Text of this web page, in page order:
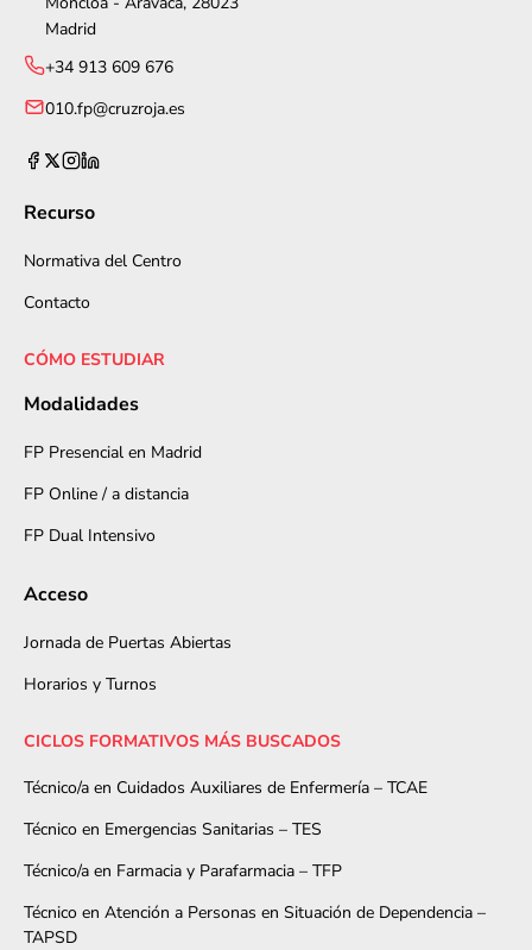
Madrid
+34 913 609 676
010.fp@cruzroja.es
Recurso
Normativa del Centro
Contacto
CÓMO ESTUDIAR
Modalidades
FP Presencial en Madrid
FP Online / a distancia
FP Dual Intensivo
Acceso
Jornada de Puertas Abiertas
Horarios y Turnos
CICLOS FORMATIVOS MÁS BUSCADOS
Técnico/a en Cuidados Auxiliares de Enfermería – TCAE
Técnico en Emergencias Sanitarias – TES
Técnico/a en Farmacia y Parafarmacia – TFP
Técnico en Atención a Personas en Situación de Dependencia –
TAPSD